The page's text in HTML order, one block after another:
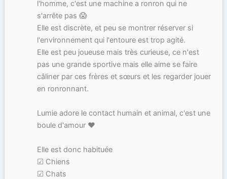
l'homme, c'est une machine a ronron qui ne
s'arrête pas 😱
Elle est discrète, et peu se montrer réserver si
l'environnement qui l'entoure est trop agité.
Elle est peu joueuse mais très curieuse, ce n'est
pas une grande sportive mais elle aime se faire
câliner par ces frères et sœurs et les regarder jouer
en ronronnant.
Lumie adore le contact humain et animal, c'est une
boule d'amour ❤
Elle est donc habituée
☑ Chiens
☑ Chats